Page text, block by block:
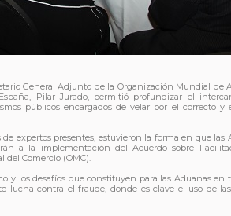
General Adjunto de la Organización Mundial de
Pilar Jurado, permitió profundizar el
públicos encargados de velar por el correcto y
expertos presentes, estuvieron la forma en que las
a la implementación del Acuerdo sobre
del Comercio (OMC).
y los desafíos que constituyen para las Aduanas en
lucha contra el fraude, donde es clave el uso de